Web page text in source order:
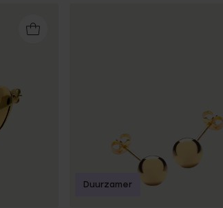
Duurzamer